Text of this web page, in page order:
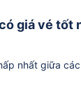
giá vé
nhất giữa